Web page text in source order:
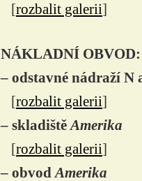
[rozbalit galerii]
NÁKLADNÍ OBVOD:
– odstavné nádraží N
[rozbalit galerii]
– skladiště Amerika
[rozbalit galerii]
– obvod Amerika